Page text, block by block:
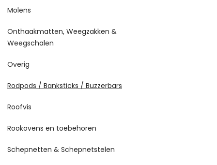
Molens
Onthaakmatten, Weegzakken &
Weegschalen
Overig
Rodpods / Banksticks / Buzzerbars
Roofvis
Rookovens en toebehoren
Schepnetten & Schepnetstelen